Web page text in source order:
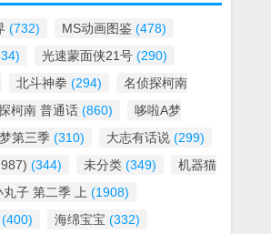
(732) MS动画图鉴 (478)
光速蒙面侠21号 (290)
北斗神拳 (294)
名侦探柯南
柯南 普通话 (860)
哆啦A梦
第三季 (310) 大志有话说 (299)
(344) 未分类 (349)
机器猫
丸子 第二季 上 (1908)
(400) 海绵宝宝 (332)